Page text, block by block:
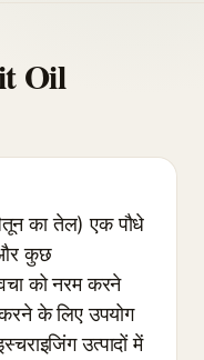
Oil
का तेल) एक पौधे
कुछ
को नरम करने
के लिए उपयोग
उत्पादों में